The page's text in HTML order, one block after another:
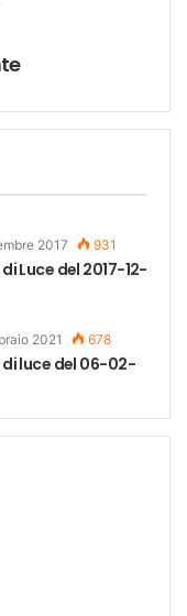
2017 931
Luce del 2017-12-
2021 678
luce del 06-02-